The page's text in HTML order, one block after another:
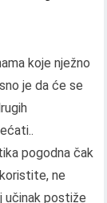
koje nježno
je da će se
pogodna čak
ne
učinak postiže